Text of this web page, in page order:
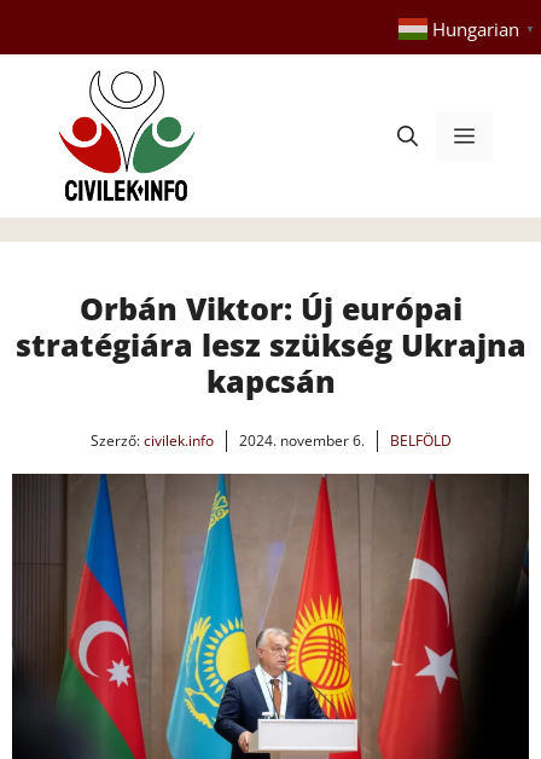
tartalomba
Hungarian ▼
Menü
Orbán Viktor: Új európai
stratégiára lesz szükség Ukrajna
kapcsán
Szerző:civilek.info 2024. november 6. BELFÖLD